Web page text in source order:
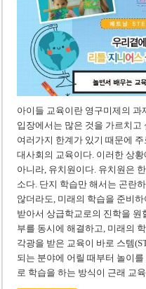
아이들 교육이란 영구미제의 과
입장에서는 많은 것을 가르치고
여러가지 한계가 있기 때문에
대사회의 교육이다. 이러한 상
아니라, 유치원이다. 유치원은
소다. 단지 학습만 해서는 곤란
않더라도, 미래의 학습을 준비
받아서 상급학교로의 진학을 원
부를 동시에 해결하고, 미래의
각광을 받은 교육이 바로 스템
되는 분야에 어릴 때부터 놀이
로 학습을 하는 방식이 근래 교